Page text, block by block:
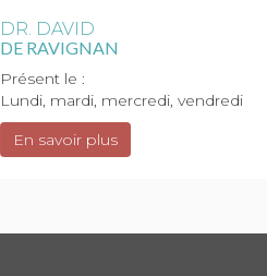
DR. DAVID
DE RAVIGNAN
Présent le :
Lundi, mardi, mercredi, vendredi
En savoir plus